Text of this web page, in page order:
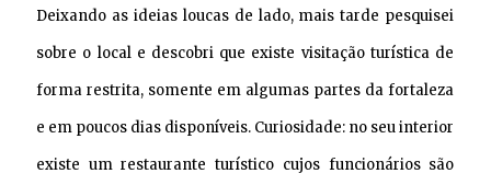
Deixando as ideias loucas de lado, mais tarde pesquisei
sobre o local e descobri que existe visitação turística de
forma restrita, somente em algumas partes da fortaleza
e em poucos dias disponíveis. Curiosidade: no seu interior
existe um restaurante turístico cujos funcionários são